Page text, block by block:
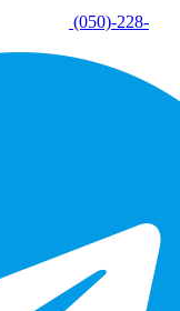
(050)-228-